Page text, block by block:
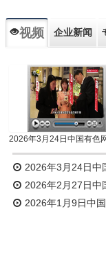
视频 企业新闻
2026年3月24日中
2026年2月27日中
2026年1月9日中